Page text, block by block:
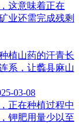
这意味着正在
业还需完成残剩
植山药的汗青长
系，让蠡县麻山
03-08
正在种植过程中
钾肥用量少以至